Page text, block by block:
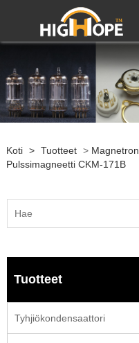
Koti > Tuotteet >
Pulssimagneetti CKM-171B
Tuotteet
Tyhjiökondensaattori